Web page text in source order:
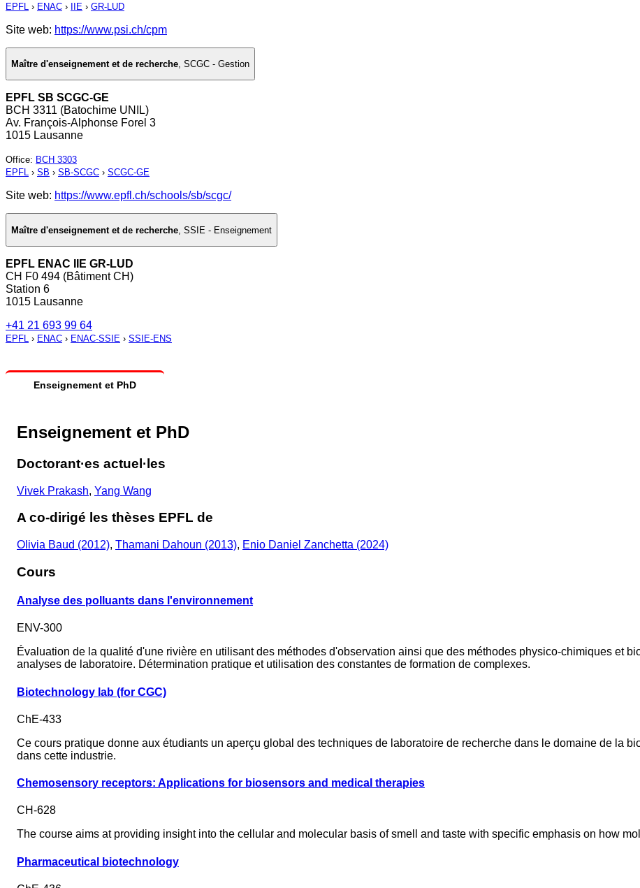
EPFL › ENAC › IIE › GR-LUD
Site web: https://www.psi.ch/cpm
Maître d'enseignement et de recherche, SCGC - Gestion
EPFL SB SCGC-GE
BCH 3311 (Batochime UNIL)
Av. François-Alphonse Forel 3
1015 Lausanne
Office: BCH 3303
EPFL › SB › SB-SCGC › SCGC-GE
Site web: https://www.epfl.ch/schools/sb/scgc/
Maître d'enseignement et de recherche SSIE - Enseignement
EPFL ENAC IIE GR-LUD
CH F0 494 (Bâtiment CH)
Station 6
1015 Lausanne
+41 21 693 99 64
EPFL › ENAC › ENAC-SSIE › SSIE-ENS
Enseignement et PhD
Enseignement et PhD
Doctorant·es actuel·les
Vivek Prakash, Yang Wang
A co-dirigé les thèses EPFL de
Olivia Baud (2012), Thamani Dahoun (2013), Enio Daniel Zanchetta (2024)
Cours
Analyse des polluants dans l'environnement
ENV-300
Évaluation de la qualité d'une rivière en utilisant des méthodes d'observation ainsi que des méthodes physico-chimiques et
analyses de laboratoire. Détermination pratique et utilisation des constantes de formation de complexes.
Biotechnology lab (for CGC)
ChE-433
Ce cours pratique donne aux étudiants un aperçu global des techniques de laboratoire de recherche dans le domaine de la
dans cette industrie.
Chemosensory receptors: Applications for biosensors and medical therapies
CH-628
The course aims at providing insight into the cellular and molecular basis of smell and taste with specific emphasis on how
Pharmaceutical biotechnology